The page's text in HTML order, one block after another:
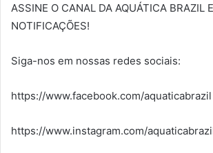
ASSINE O CANAL DA AQUÁTICA BRAZIL
NOTIFICAÇÕES!
Siga-nos em nossas redes sociais:
https://www.facebook.com/aquaticabrazil
https://www.instagram.com/